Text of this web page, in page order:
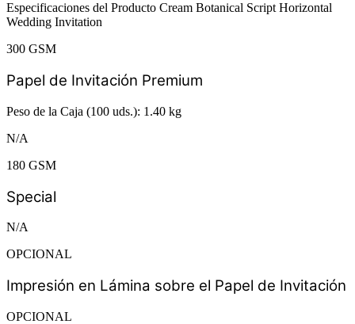
Especificaciones del Producto Cream Botanical Script Horizontal
Wedding Invitation
300 GSM
Papel de Invitación Premium
Peso de la Caja (100 uds.): 1.40 kg
N/A
180 GSM
Special
N/A
OPCIONAL
Impresión en Lámina sobre el Papel de Invitación
OPCIONAL